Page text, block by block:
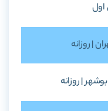
| روزانه
| روزانه